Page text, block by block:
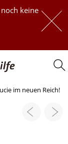
keine
im neuen Reich!